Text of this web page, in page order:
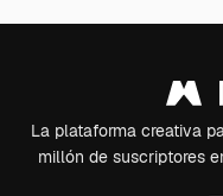
La plataforma creativa
millón de suscriptores